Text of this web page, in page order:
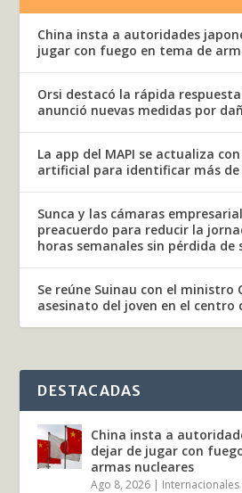
China insta a autoridades
jugar con fuego en tema de
Orsi destacó la rápida
anunció nuevas medidas por
La app del MAPI se actualiza
artificial para identificar más de
Sunca y las cámaras
preacuerdo para reducir la
horas semanales sin pérdida de
Se reúne Suinau con el ministro
asesinato del joven en el centro
DESTACADAS
China insta a
dejar de jugar con
armas nucleares
Ago 8, 2026 | Internacionales